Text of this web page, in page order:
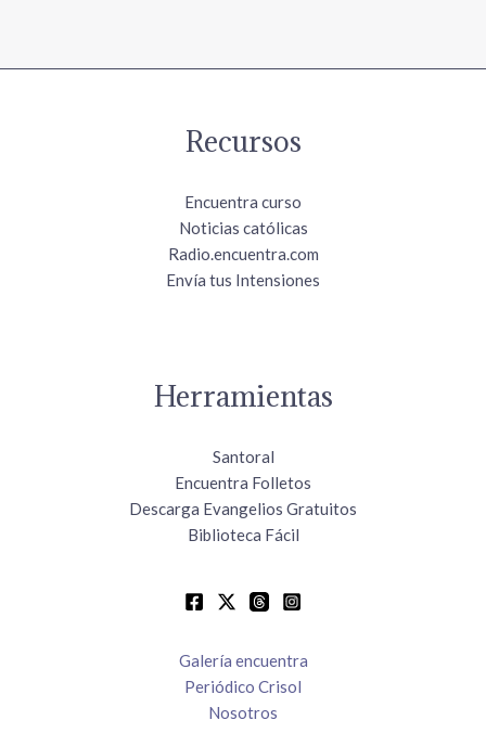
Recursos
Encuentra curso
Noticias católicas
Radio.encuentra.com
Envía tus Intensiones
Herramientas
Santoral
Encuentra Folletos
Descarga Evangelios Gratuitos
Biblioteca Fácil
Galería encuentra
Periódico Crisol
Nosotros